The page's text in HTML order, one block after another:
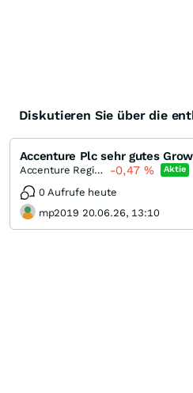
Diskutieren Sie über die
Accenture Plc sehr gutes
Accenture Registered (A) -0,47 % Aktie
0 Aufrufe heute
mp2019 20.06.26, 13:10